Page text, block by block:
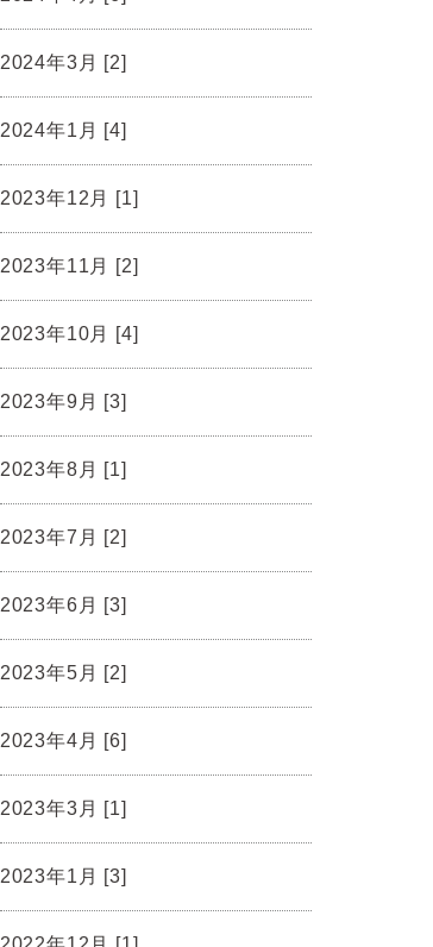
2024年3月 [2]
2024年1月 [4]
2023年12月 [1]
2023年11月 [2]
2023年10月 [4]
2023年9月 [3]
2023年8月 [1]
2023年7月 [2]
2023年6月 [3]
2023年5月 [2]
2023年4月 [6]
2023年3月 [1]
2023年1月 [3]